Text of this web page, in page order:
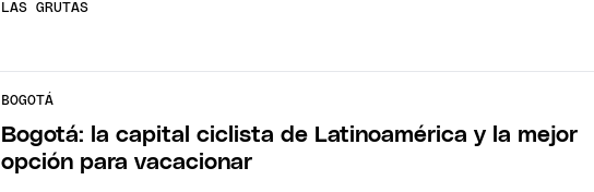
LAS GRUTAS
BOGOTÁ
Bogotá: la capital ciclista de Latinoamérica y la mejor
opción para vacacionar